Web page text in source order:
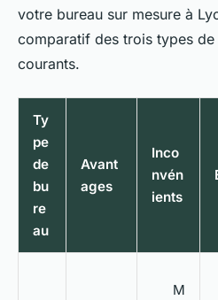
votre bureau sur mesure à
comparatif des trois types
courants.
Ty
pe
de
bu
re
au
Avant
ages
Inco
nvén
ients
M